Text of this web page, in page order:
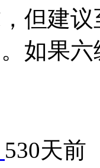
但建
如果六
530天前